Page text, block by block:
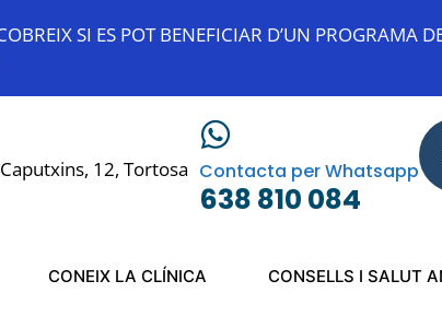
SI ES POT BENEFICIAR D’UN PROGRAMA
12, Tortosa Contacta per Whatsapp
638 810 084
CONEIX LA CLÍNICA CONSELLS I SALUT